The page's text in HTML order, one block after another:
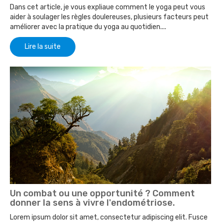
Dans cet article, je vous expliaue comment le yoga peut vous
aider à soulager les règles doulereuses, plusieurs facteurs peut
améliorer avec la pratique du yoga au quotidien....
Lire la suite
Un combat ou une opportunité ? Comment
donner la sens à vivre l'endométriose.
Lorem ipsum dolor sit amet, consectetur adipiscing elit. Fusce